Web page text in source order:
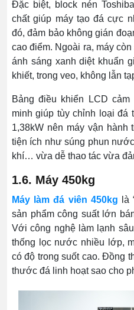
Đặc biệt, block nén
chất giúp máy tạo đá cực
đó, đảm bảo không gián
cao điểm. Ngoài ra, máy
ánh sáng xanh diệt khuẩn
khiết, trong veo, không lẫn
Bảng điều khiển LCD
minh giúp tùy chỉnh loại đá
1,38kW nên máy vận
tiện ích như súng phun
khí… vừa dễ thao tác vừa
1.6. Máy 450kg
Máy làm đá viên 450kg là
sản phẩm công suất lớn
Với công nghệ làm lạnh
thống lọc nước nhiều lớp,
có độ trong suốt cao. Đồng
thước đá linh hoạt sao cho